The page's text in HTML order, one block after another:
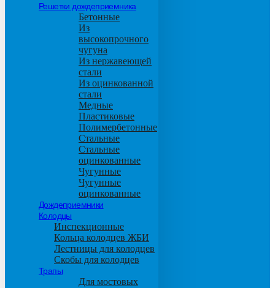
Решетки дождеприемника
Бетонные
Из
высокопрочного
чугуна
Из нержавеющей
стали
Из оцинкованной
стали
Медные
Пластиковые
Полимербетонные
Стальные
Стальные
оцинкованные
Чугунные
Чугунные
оцинкованные
Дождеприемники
Колодцы
Инспекционные
Кольца колодцев ЖБИ
Лестницы для колодцев
Скобы для колодцев
Трапы
Для мостовых